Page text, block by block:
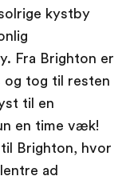
kystby
Fra Brighton er
og tog til resten
til en
en time væk!
Brighton, hvor
ad